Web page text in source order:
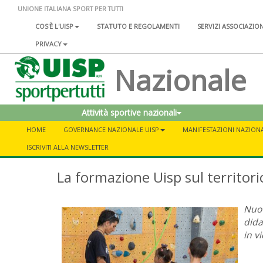
UNIONE ITALIANA SPORT PER TUTTI
COS'È L'UISP
STATUTO E REGOLAMENTI
SERVIZI
PRIVACY
Nazionale
Attività sportive nazionali
HOME GOVERNANCE NAZIONALE UISP
MANIFESTAZIONI
ISCRIVITI ALLA NEWSLETTER
La formazione Uisp sul
in